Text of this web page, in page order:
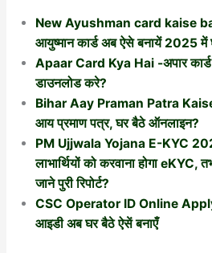
New Ayushman card kaise
आयुष्मान कार्ड अब ऐसे बनायें 2025 में
Apaar Card Kya Hai -अपार
डाउनलोड करे?
Bihar Aay Praman Patra
आय प्रमाण पत्र, घर बैठे ऑनलाइन?
PM Ujjwala Yojana E-KYC
लाभार्थियों को करवाना होगा eKYC,
जाने पुरी रिपोर्ट?
CSC Operator ID Online
आइडी अब घर बैठे ऐसें बनाएँ